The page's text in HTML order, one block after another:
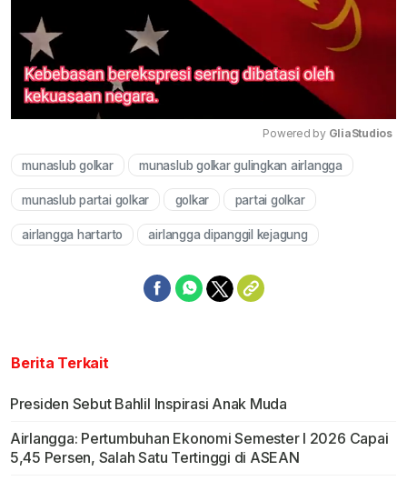
Mute
Powered by GliaStudios
munaslub golkar munaslub golkar gulingkan airlangga
munaslub partai golkar golkar partai golkar
airlangga hartarto airlangga dipanggil kejagung
Berita Terkait
Presiden Sebut Bahlil Inspirasi Anak Muda
Airlangga: Pertumbuhan Ekonomi Semester I 2026 Capai
5,45 Persen, Salah Satu Tertinggi di ASEAN